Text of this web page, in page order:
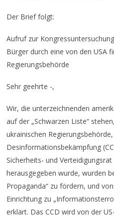
Der Brief folgt:
Aufruf zur
Bürger durch eine von den USA
Regierungsbehörde
Sehr geehrte -,
Wir, die unterzeichnenden
auf der „Schwarzen Liste“
ukrainischen
Desinformationsbekämpfung
Sicherheits- und
herausgegeben wurde, wurden
Propaganda“ zu fördern, und
Einrichtung zu
erklärt. Das CCD wird von der